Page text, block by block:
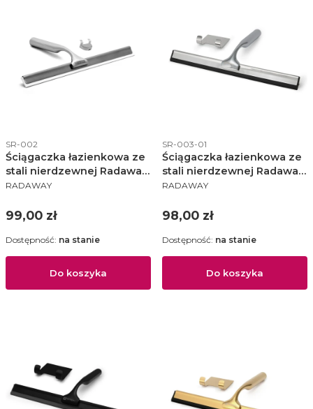
Kod produktu
SR-002
Ściągaczka łazienkowa ze
stali nierdzewnej Radaway
+ uchwyt chrom - SR-002
PRODUCENT
RADAWAY
Cena
99,00 zł
Do koszyka
Dostępność: na stanie
Kod produktu
SR-003-01
Ściągaczka łazienkowa ze
stali nierdzewnej Radaway
+ uchwyt chrom - SR-003-
PRODUCENT
RADAWAY
Cena
98,00 zł
Do koszyka
Dostępność: na stanie